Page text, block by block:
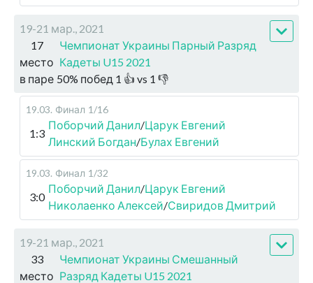
19-21 мар., 2021
17
место
Чемпионат Украины Парный Разряд
Кадеты U15 2021
в паре 50% побед 1 👍 vs 1 👎
19.03. Финал 1/16
1:3
Поборчий Данил/Царук Евгений
Линский Богдан/Булах Евгений
19.03. Финал 1/32
3:0
Поборчий Данил/Царук Евгений
Николаенко Алексей/Свиридов Дмитрий
19-21 мар., 2021
33
место
Чемпионат Украины Смешанный
Разряд Кадеты U15 2021